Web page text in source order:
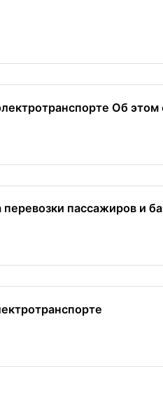
Об
пассажиров и